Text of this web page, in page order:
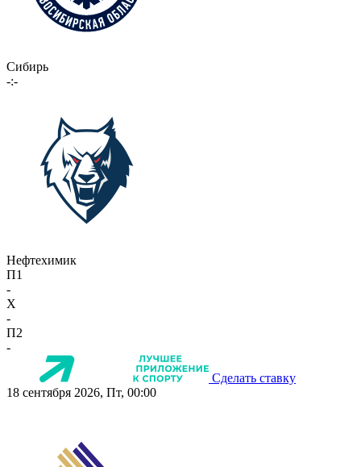
Сибирь
-:-
Нефтехимик
П1
-
X
-
П2
-
Сделать ставку
18 сентября 2026, Пт, 00:00